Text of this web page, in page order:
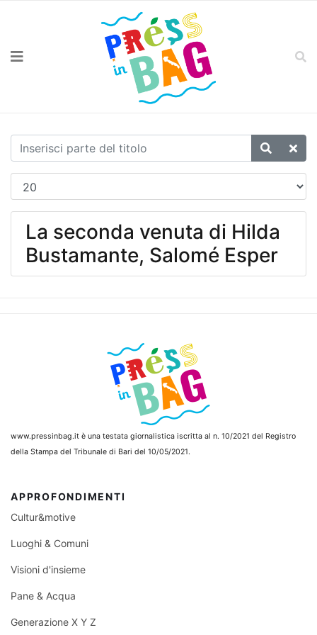
La seconda venuta di Hilda
Bustamante, Salomé Esper
www.pressinbag.it è una testata giornalistica iscritta al n. 10/2021 del Registro
della Stampa del Tribunale di Bari del 10/05/2021.
APPROFONDIMENTI
Cultur&motive
Luoghi & Comuni
Visioni d'insieme
Pane & Acqua
Generazione X Y Z